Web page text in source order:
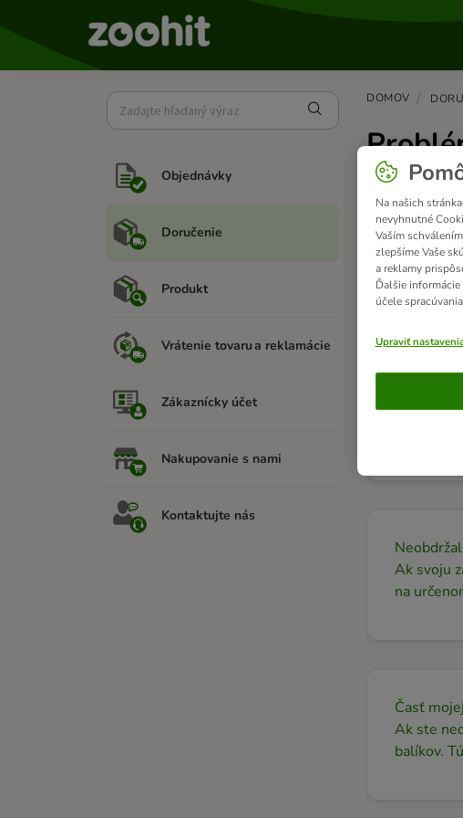
Objednávky
Doručenie
Produkt
Vrátenie tovaru a reklamácie
Zákaznícky účet
Nakupovanie s nami
Kontaktujte nás
DOMOV
Moja
Ak ste
čo
Niekedy
už mala
Ak svoju
na
Časť
Ak ste
balíkov.
Na našich
nevyhnutné
Vaším
zlepšíme Vaše
a reklamy
Ďalšie
účele
Upraviť